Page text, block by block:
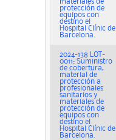
materiales de
protección de
equipos con
destino el
Hospital Clínic de
Barcelona.
2024-138 LOT-
0011: Suministro
de cobertura,
material de
protección a
profesionales
sanitarios y
materiales de
protección de
equipos con
destino el
Hospital Clínic de
Barcelona.